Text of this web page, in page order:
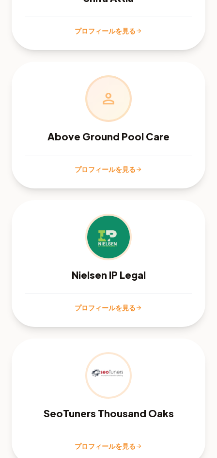
プロフィールを見るarrow_forward
person
Above Ground Pool Care
プロフィールを見るarrow_forward
Nielsen IP Legal
プロフィールを見るarrow_forward
SeoTuners Thousand Oaks
プロフィールを見るarrow_forward